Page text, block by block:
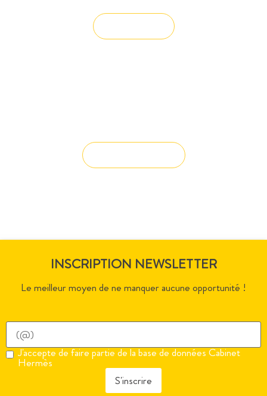
INSCRIPTION NEWSLETTER
Le meilleur moyen de ne manquer aucune opportunité !
J'accepte de faire partie de la base de données Cabinet
Hermès
S'inscrire